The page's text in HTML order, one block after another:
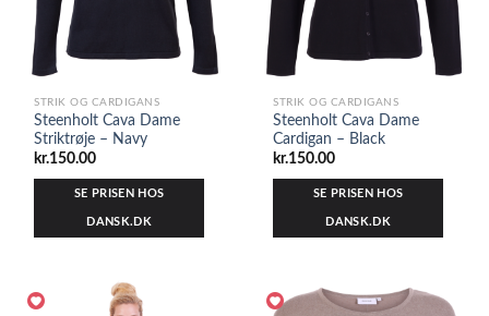
STRIK OG CARDIGANS
Steenholt Cava Dame
Striktrøje – Navy
kr.150.00
SE PRISEN HOS
DANSK.DK
STRIK OG CARDIGANS
Steenholt Cava Dame
Cardigan – Black
kr.150.00
SE PRISEN HOS
DANSK.DK